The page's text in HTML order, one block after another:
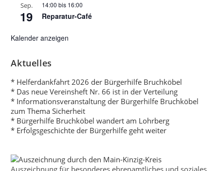
Sep.
19
14:00 bis 16:00
Reparatur-Café
Kalender anzeigen
Aktuelles
* Helferdankfahrt 2026 der Bürgerhilfe Bruchköbel
* Das neue Vereinsheft Nr. 66 ist in der Verteilung
* Informationsveranstaltung der Bürgerhilfe Bruchköbel
zum Thema Sicherheit
* Bürgerhilfe Bruchköbel wandert am Lohrberg
* Erfolgsgeschichte der Bürgerhilfe geht weiter